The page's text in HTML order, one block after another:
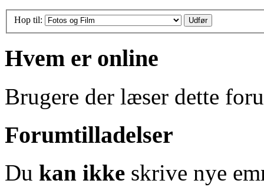
Hop til:
Hvem er online
Brugere der læser dette
Forumtilladelser
Du kan ikke skrive nye